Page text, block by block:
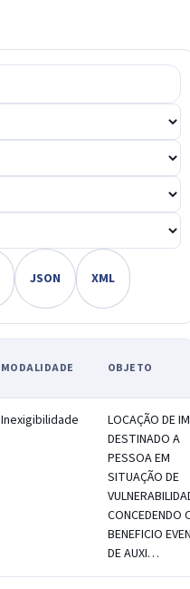
JSON XML
MODALIDADE OBJETO
Inexigibilidade
LOCAÇÃO DE
DESTINADO A
PESSOA EM
SITUAÇÃO DE
CONCEDENDO
BENEFICIO
DE AUXI…